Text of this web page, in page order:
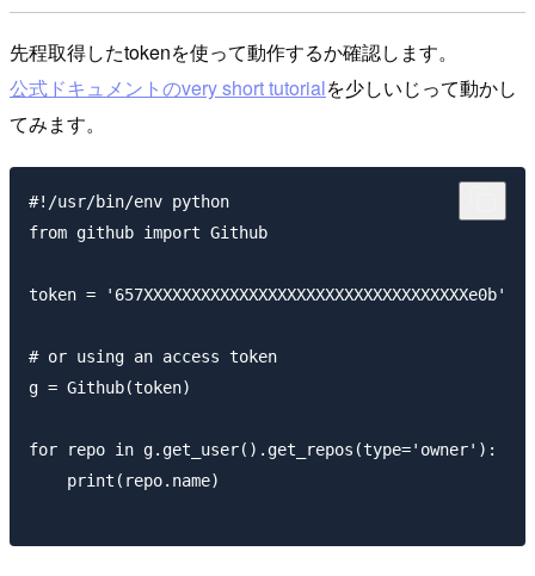
先程取得したtokenを使って動作するか確認します。
公式ドキュメントのvery short tutorialを少しいじって動かし
てみます。
#!/usr/bin/env python
from github import Github
token = '657XXXXXXXXXXXXXXXXXXXXXXXXXXXXXXXXXXe0b'
# or using an access token
g = Github(token)
for repo in g.get_user().get_repos(type='owner'):
    print(repo.name)